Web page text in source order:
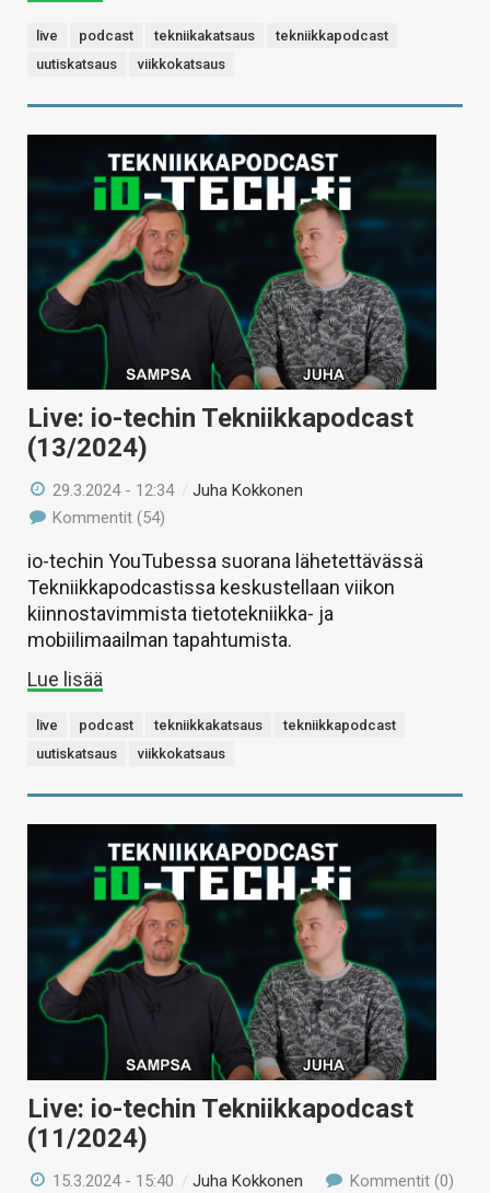
live podcast tekniikakatsaus
tekniikkapodcast
uutiskatsaus
viikkokatsaus
Live: io-techin Tekniikkapodcast
(13/2024)
29.3.2024 - 12:34 /Juha Kokkonen
Kommentit (54)
io-techin YouTubessa suorana lähetettävässä
Tekniikkapodcastissa keskustellaan viikon
kiinnostavimmista tietotekniikka- ja
mobiilimaailman tapahtumista.
Lue lisää
live podcast tekniikkakatsaus
tekniikkapodcast
uutiskatsaus
viikkokatsaus
Live: io-techin Tekniikkapodcast
(11/2024)
15.3.2024 - 15:40 /Juha Kokkonen Kommentit (0)